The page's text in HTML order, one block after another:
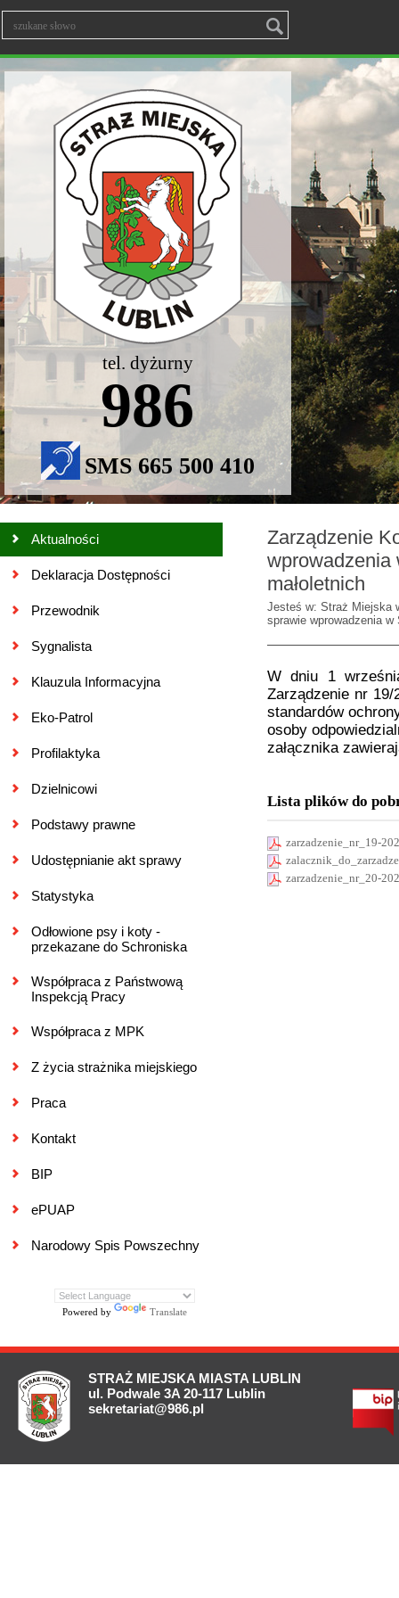
tel. dyżurny
986
SMS 665 500 410
Aktualności
Deklaracja Dostępności
Przewodnik
Sygnalista
Klauzula Informacyjna
Eko-Patrol
Profilaktyka
Dzielnicowi
Podstawy prawne
Udostępnianie akt sprawy
Statystyka
Odłowione psy i koty -
przekazane do Schroniska
Współpraca z Państwową
Inspekcją Pracy
Współpraca z MPK
Z życia strażnika miejskiego
Praca
Kontakt
BIP
ePUAP
Narodowy Spis Powszechny
Powered by Translate
Zarządzenie
wprowadzenia
małoletnich
Jesteś w: Straż Miejska
sprawie wprowadzenia
W dniu 1
Zarządzenie nr
standardów
osoby
załącznika
Lista plików do
zarzadzenie_nr_19-
zarzadzenie_nr_20-
STRAŻ MIEJSKA MIASTA LUBLIN
ul. Podwale 3A 20-117 Lublin
sekretariat@986.pl